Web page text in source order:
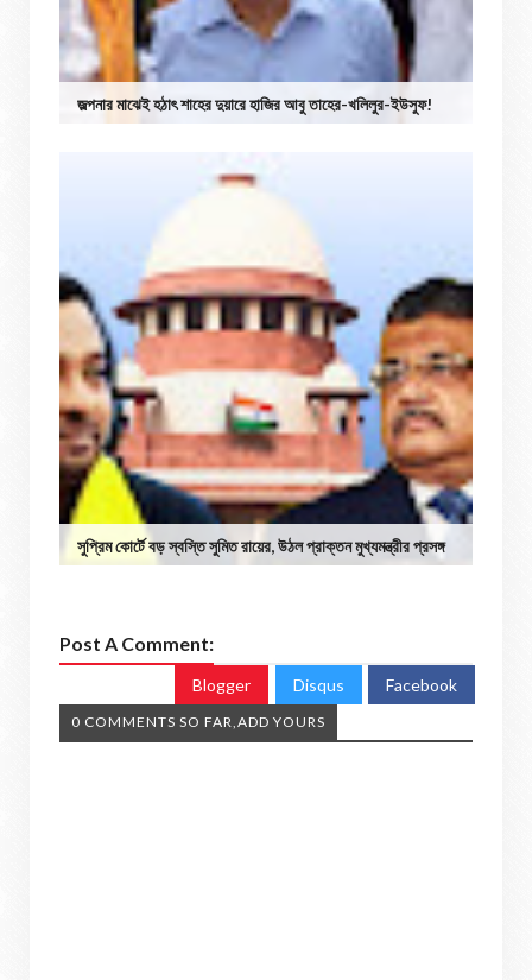
জল্পনার মাঝেই হঠাৎ শাহের দুয়ারে হাজির আবু তাহের-খলিলুর-ইউসুফ!
সুপ্রিম কোর্টে বড় স্বস্তি সুমিত রায়ের, উঠল প্রাক্তন মুখ্যমন্ত্রীর প্রসঙ্গ
Post A Comment:
Blogger Disqus Facebook
0 COMMENTS SO FAR,ADD YOURS